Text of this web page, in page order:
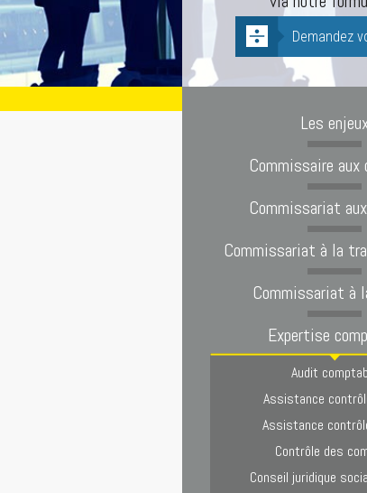
Demandez
Les
Commissaire aux
Commissariat
Commissariat à la
Commissariat à
Expertise
Audit
Assistance
Assistance
Contrôle des
Conseil juridique